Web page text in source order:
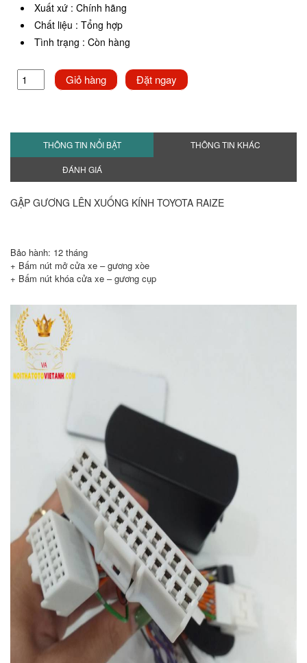
Xuất xứ : Chính hãng
Chất liệu : Tổng hợp
Tình trạng : Còn hàng
Giỏ hàng Đặt ngay
THÔNG TIN NỔI BẬT THÔNG TIN KHÁC
ĐÁNH GIÁ
GẬP GƯƠNG LÊN XUỐNG KÍNH TOYOTA RAIZE
Bảo hành: 12 tháng
+ Bấm nút mở cửa xe – gương xòe
+ Bấm nút khóa cửa xe – gương cụp